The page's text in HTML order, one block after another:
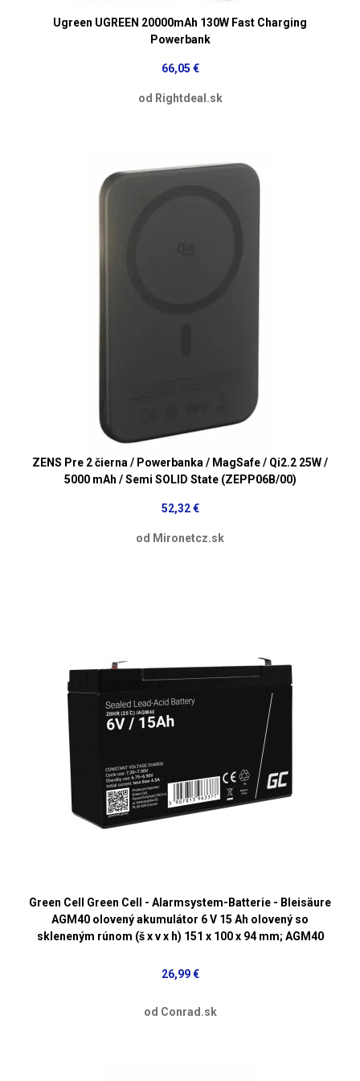
Ugreen UGREEN 20000mAh 130W Fast Charging
Powerbank
66,05 €
od Rightdeal.sk
ZENS Pre 2 čierna / Powerbanka / MagSafe / Qi2.2 25W /
5000 mAh / Semi SOLID State (ZEPP06B/00)
52,32 €
od Mironetcz.sk
Green Cell Green Cell - Alarmsystem-Batterie - Bleisäure
AGM40 olovený akumulátor 6 V 15 Ah olovený so
skleneným rúnom (š x v x h) 151 x 100 x 94 mm; AGM40
26,99 €
od Conrad.sk